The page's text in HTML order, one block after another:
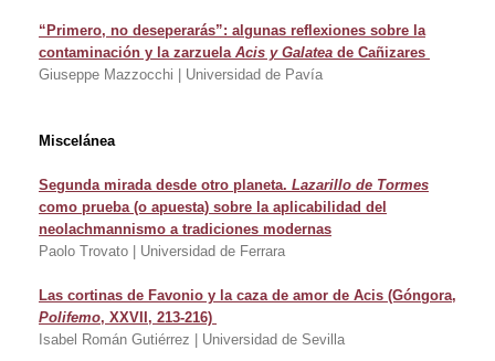
“Primero, no deseperarás”: algunas reflexiones sobre la
contaminación y la zarzuela Acis y Galatea de Cañizares
Giuseppe Mazzocchi | Universidad de Pavía
Miscelánea
Segunda mirada desde otro planeta. Lazarillo de Tormes
como prueba (o apuesta) sobre la aplicabilidad del
neolachmannismo a tradiciones modernas
Paolo Trovato | Universidad de Ferrara
Las cortinas de Favonio y la caza de amor de Acis (Góngora,
Polifemo, XXVII, 213-216)
Isabel Román Gutiérrez | Universidad de Sevilla